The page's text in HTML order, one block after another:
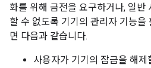
화를 위해 금전을 요구하거나, 일반
할 수 없도록 기기의 관리자 기능을
면 다음과 같습니다.
사용자가 기기의 잠금을 해